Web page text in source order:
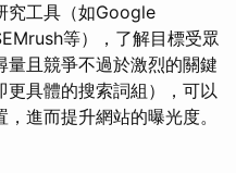
究工具（如Google
等），了解目標受眾
量且競爭不過於激烈的關鍵
具體的搜索詞組），可以
進而提升網站的曝光度。